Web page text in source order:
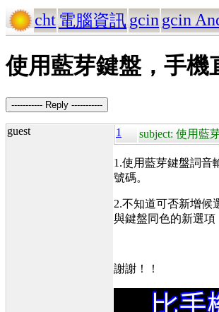
cht 電腦資訊 gcin gcin
使用藍芽鍵盤，手機
----------- Reply -----------
guest 1 subject: 使用藍
1.使用藍芽鍵盤詞音
號碼。
2.不知道可否新增候
與鍵盤同色的新選項
謝謝！！